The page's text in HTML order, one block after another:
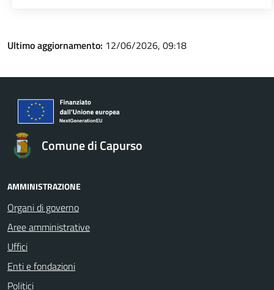
Ultimo aggiornamento: 12/06/2026, 09:18
Comune di Capurso
AMMINISTRAZIONE
Organi di governo
Aree amministrative
Uffici
Enti e fondazioni
Politici